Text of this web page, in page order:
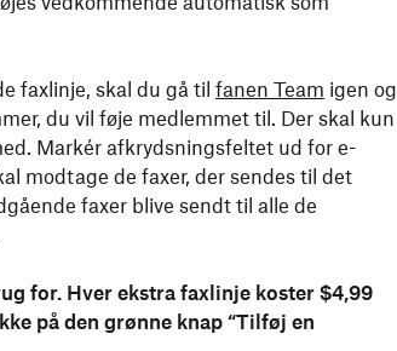
faxlinje, skal du gå til fanen Team igen og
du vil føje medlemmet til. Der skal kun
Markér afkrydsningsfeltet ud for e-
modtage de faxer, der sendes til det
faxer blive sendt til alle de
for. Hver ekstra faxlinje koster $4,99
på den grønne knap “Tilføj en